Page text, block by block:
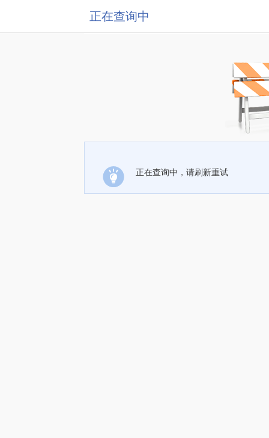
正在查询中
正在查询中，请刷新重试